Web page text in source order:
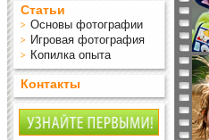
Статьи
Основы фотографии
Игровая фотография
Копилка опыта
Контакты